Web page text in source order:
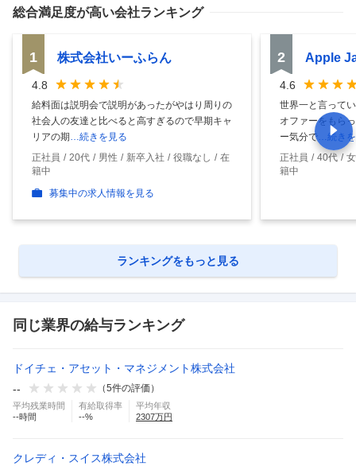
総合満足度が高い会社ランキング
1 株式会社いーふらん
4.8
給料面は説明会で説明があったがやはり周りの
社会人の友達と比べると高すぎるので早期キャ
リアの期…続きを見る
正社員
20代 男性 新卒入社 役職なし
在
籍中
募集中の求人情報を見る
2 Apple
4.6
世界一と言って
オファーをもら
ー気分で…続き
正社員
40代
籍中
ランキングをもっと見る
同じ業界の給与ランキング
ドイチェ・アセット・マネジメント株式会社
--
（5件の評価）
平均残業時間
--時間
有給取得率
--%
平均年収
2307万円
クレディ・スイス株式会社